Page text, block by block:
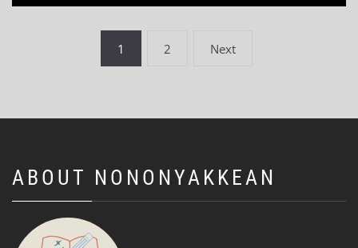
navigation
1 2 Next
ABOUT NONONYAKKEAN